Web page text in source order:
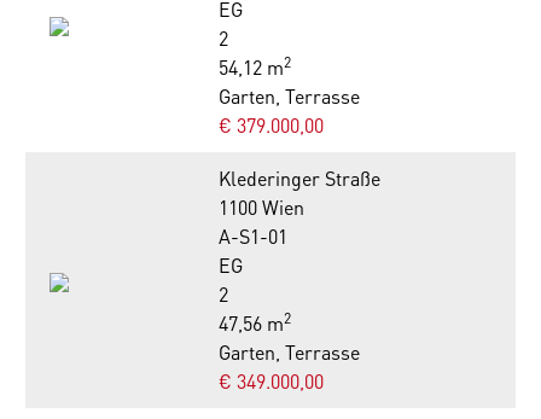
EG
2
54,12 m2
Garten, Terrasse
€ 379.000,00
Klederinger Straße
1100 Wien
A-S1-01
EG
2
47,56 m2
Garten, Terrasse
€ 349.000,00